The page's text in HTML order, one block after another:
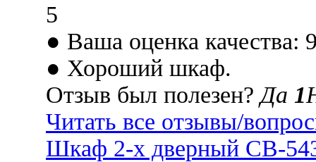
5
● Ваша оценка качества:
● Хороший шкаф.
Отзыв был полезен?Да 1
Читать все отзывы/
Шкаф 2-х дверный СВ-